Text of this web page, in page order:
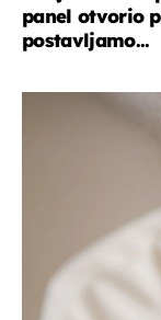
panel otvorio
postavljamo...
moda & ljepota